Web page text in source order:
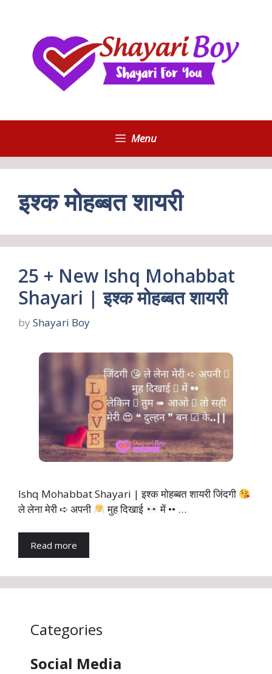
Menu
इश्क मोहब्बत शायरी
25 + New Ishq Mohabbat
Shayari | इश्क मोहब्बत शायरी
by Shayari Boy
Ishq Mohabbat Shayari | इश्क मोहब्बत शायरी जिंदगी
ले लेना मेरी ➪ अपनी
मुह दिखाई में •• …
Read more
Categories
Social Media